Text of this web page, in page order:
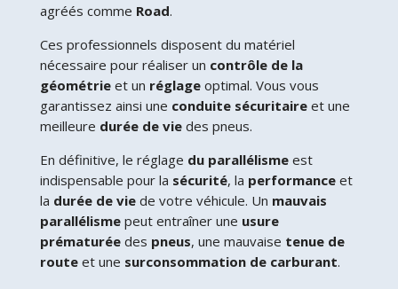
agréés comme Road.
Ces professionnels disposent du matériel
nécessaire pour réaliser un contrôle de la
géométrieet un réglageoptimal. Vous vous
garantissez ainsi une conduite sécuritaireet une
meilleure durée de viedes pneus.
En définitive, le réglage du parallélismeest
indispensable pour la sécurité, la performanceet
la durée de viede votre véhicule. Un mauvais
parallélismepeut entraîner une usure
prématuréedes pneus, une mauvaise tenue de
routeet une surconsommation de carburant.